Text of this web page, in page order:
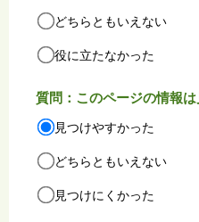
どちらともいえない
役に立たなかった
質問：このページの情報
見つけやすかった
どちらともいえない
見つけにくかった